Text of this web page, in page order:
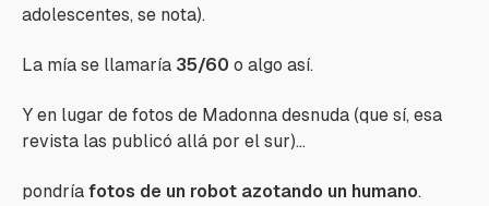
adolescentes, se nota).
La mía se llamaría 35/60 o algo así.
Y en lugar de fotos de Madonna desnuda (que sí, esa
revista las publicó allá por el sur)...
pondría fotos de un robot azotando un humano.